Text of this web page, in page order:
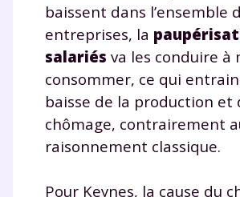
baissent dans l’ensemble
entreprises, la
salariés va les conduire à
consommer, ce qui
baisse de la production et
chômage, contrairement
raisonnement classique.
Pour Keynes, la cause du